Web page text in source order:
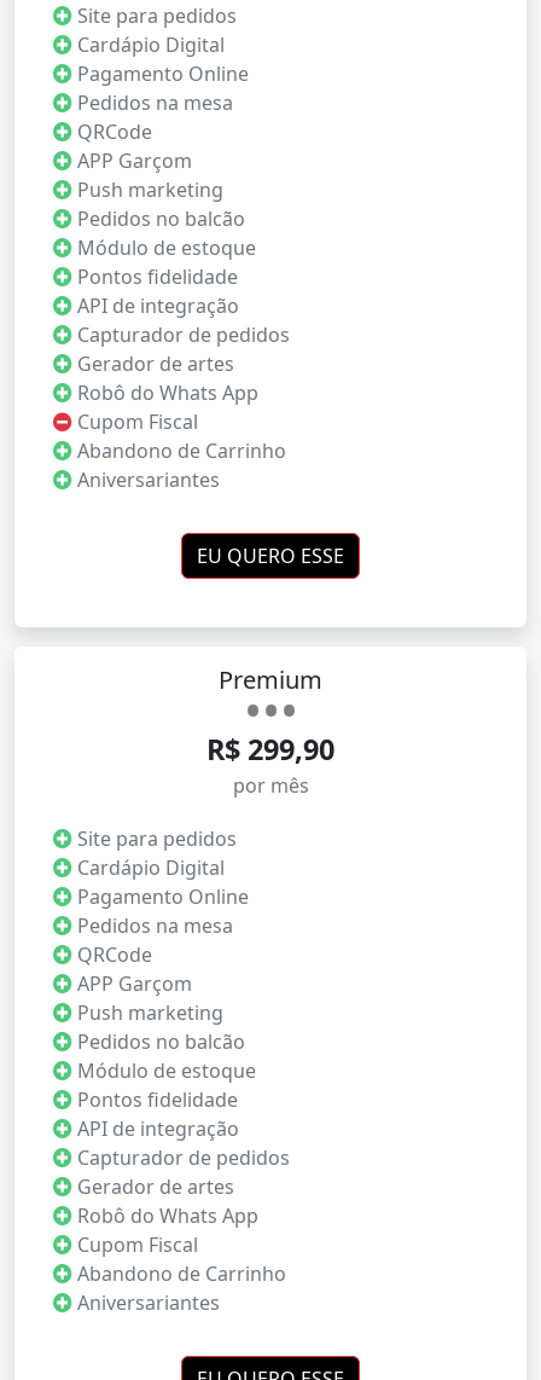
Site para pedidos
Cardápio Digital
Pagamento Online
Pedidos na mesa
QRCode
APP Garçom
Push marketing
Pedidos no balcão
Módulo de estoque
Pontos fidelidade
API de integração
Capturador de pedidos
Gerador de artes
Robô do Whats App
Cupom Fiscal
Abandono de Carrinho
Aniversariantes
EU QUERO ESSE
Premium
R$ 299,90
por mês
Site para pedidos
Cardápio Digital
Pagamento Online
Pedidos na mesa
QRCode
APP Garçom
Push marketing
Pedidos no balcão
Módulo de estoque
Pontos fidelidade
API de integração
Capturador de pedidos
Gerador de artes
Robô do Whats App
Cupom Fiscal
Abandono de Carrinho
Aniversariantes